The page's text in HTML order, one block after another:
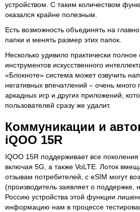
устройством. С таким количеством
оказался крайне полезным.
Есть возможность объединять на
папки и менять размер этих папок.
Несколько удивило практически полное
инструментов искусственного
«Блокноте» система может озвучить
негативных впечатлений – очень много
аркадных игр и других приложений,
пользователей сразу же удалит.
Коммуникации и
iQOO 15R
IQOO 15R поддерживает все поколения
включая 5G, а также VoLTE. Лоток
отзывам потребителей, с eSIM могут
(производитель заявляет о поддержке,
Россию устройства этой функции
информацию нам в процессе